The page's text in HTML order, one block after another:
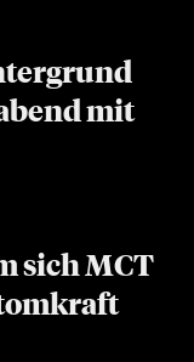
mit
sich MCT